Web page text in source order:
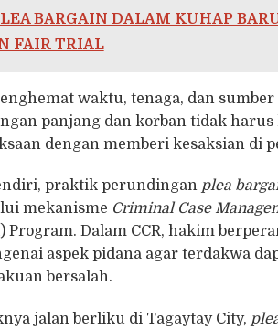
BARGAIN DALAM KUHAP
FAIR TRIAL
waktu, tenaga, dan
panjang dan korban tidak
dengan memberi kesaksian di
praktik perundingan plea
mekanisme Criminal Case
Program. Dalam CCR, hakim
aspek pidana agar terdakwa
bersalah.
jalan berliku di Tagaytay City,